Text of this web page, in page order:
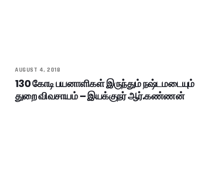
AUGUST 4, 2018
130 கோடி பயனாளிகள் இருந்தும் நஷ்டமடையும்
துறை விவசாயம் – இயக்குநர் ஆர்.கண்ணன்